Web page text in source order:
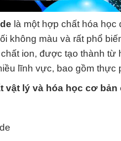
là một hợp chất hóa
không màu và rất phổ
ion, được tạo thành từ
lĩnh vực, bao gồm
vật lý và hóa học cơ bản